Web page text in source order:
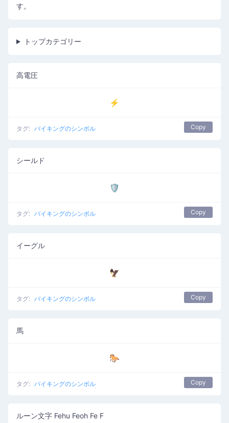
す。
トップカテゴリー
高電圧
⚡
タグ: バイキングのシンボル Copy
シールド
🛡️
タグ: バイキングのシンボル Copy
イーグル
🦅
タグ: バイキングのシンボル Copy
馬
🐎
タグ: バイキングのシンボル Copy
ルーン文字 Fehu Feoh Fe F